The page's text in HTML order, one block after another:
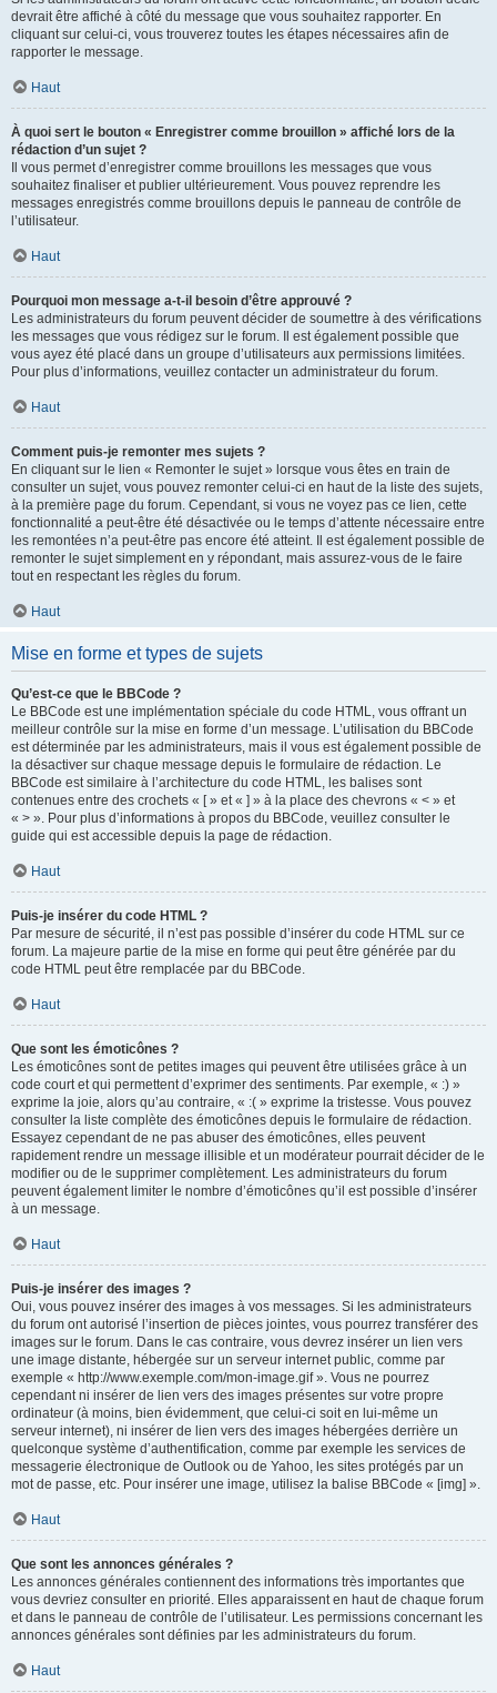
devrait être affiché à côté du message que vous souhaitez rapporter. En
cliquant sur celui-ci, vous trouverez toutes les étapes nécessaires afin de
rapporter le message.
Haut
À quoi sert le bouton « Enregistrer comme brouillon » affiché lors de la
rédaction d’un sujet ?
Il vous permet d’enregistrer comme brouillons les messages que vous
souhaitez finaliser et publier ultérieurement. Vous pouvez reprendre les
messages enregistrés comme brouillons depuis le panneau de contrôle de
l’utilisateur.
Haut
Pourquoi mon message a-t-il besoin d’être approuvé ?
Les administrateurs du forum peuvent décider de soumettre à des vérifications
les messages que vous rédigez sur le forum. Il est également possible que
vous ayez été placé dans un groupe d’utilisateurs aux permissions limitées.
Pour plus d’informations, veuillez contacter un administrateur du forum.
Haut
Comment puis-je remonter mes sujets ?
En cliquant sur le lien « Remonter le sujet » lorsque vous êtes en train de
consulter un sujet, vous pouvez remonter celui-ci en haut de la liste des sujets,
à la première page du forum. Cependant, si vous ne voyez pas ce lien, cette
fonctionnalité a peut-être été désactivée ou le temps d’attente nécessaire entre
les remontées n’a peut-être pas encore été atteint. Il est également possible de
remonter le sujet simplement en y répondant, mais assurez-vous de le faire
tout en respectant les règles du forum.
Haut
Mise en forme et types de sujets
Qu’est-ce que le BBCode ?
Le BBCode est une implémentation spéciale du code HTML, vous offrant un
meilleur contrôle sur la mise en forme d’un message. L’utilisation du BBCode
est déterminée par les administrateurs, mais il vous est également possible de
la désactiver sur chaque message depuis le formulaire de rédaction. Le
BBCode est similaire à l’architecture du code HTML, les balises sont
contenues entre des crochets « [ » et « ] » à la place des chevrons « < » et
« > ». Pour plus d’informations à propos du BBCode, veuillez consulter le
guide qui est accessible depuis la page de rédaction.
Haut
Puis-je insérer du code HTML ?
Par mesure de sécurité, il n’est pas possible d’insérer du code HTML sur ce
forum. La majeure partie de la mise en forme qui peut être générée par du
code HTML peut être remplacée par du BBCode.
Haut
Que sont les émoticônes ?
Les émoticônes sont de petites images qui peuvent être utilisées grâce à un
code court et qui permettent d’exprimer des sentiments. Par exemple, « :) »
exprime la joie, alors qu’au contraire, « :( » exprime la tristesse. Vous pouvez
consulter la liste complète des émoticônes depuis le formulaire de rédaction.
Essayez cependant de ne pas abuser des émoticônes, elles peuvent
rapidement rendre un message illisible et un modérateur pourrait décider de le
modifier ou de le supprimer complètement. Les administrateurs du forum
peuvent également limiter le nombre d’émoticônes qu’il est possible d’insérer
à un message.
Haut
Puis-je insérer des images ?
Oui, vous pouvez insérer des images à vos messages. Si les administrateurs
du forum ont autorisé l’insertion de pièces jointes, vous pourrez transférer des
images sur le forum. Dans le cas contraire, vous devrez insérer un lien vers
une image distante, hébergée sur un serveur internet public, comme par
exemple « http://www.exemple.com/mon-image.gif ». Vous ne pourrez
cependant ni insérer de lien vers des images présentes sur votre propre
ordinateur (à moins, bien évidemment, que celui-ci soit en lui-même un
serveur internet), ni insérer de lien vers des images hébergées derrière un
quelconque système d’authentification, comme par exemple les services de
messagerie électronique de Outlook ou de Yahoo, les sites protégés par un
mot de passe, etc. Pour insérer une image, utilisez la balise BBCode « [img] ».
Haut
Que sont les annonces générales ?
Les annonces générales contiennent des informations très importantes que
vous devriez consulter en priorité. Elles apparaissent en haut de chaque forum
et dans le panneau de contrôle de l’utilisateur. Les permissions concernant les
annonces générales sont définies par les administrateurs du forum.
Haut